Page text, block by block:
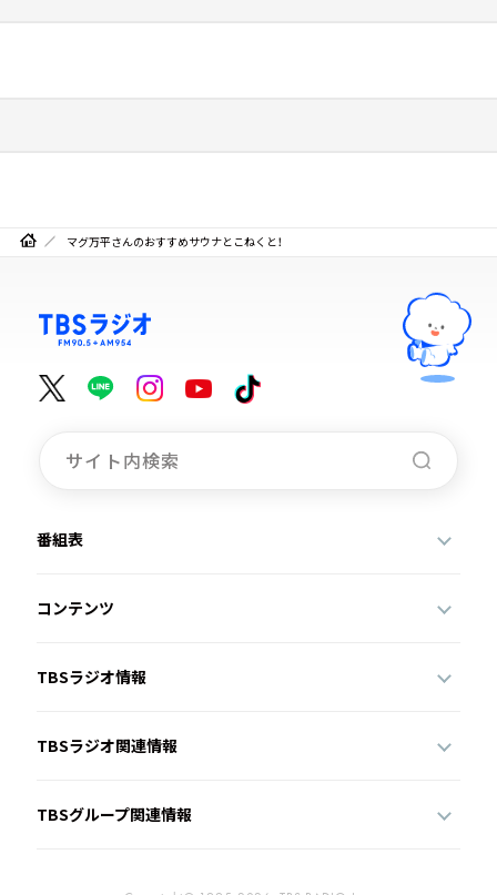
マグ万平さんのおすすめサウナとこねくと！
番組表
コンテンツ
TBSラジオ情報
TBSラジオ関連情報
TBSグループ関連情報